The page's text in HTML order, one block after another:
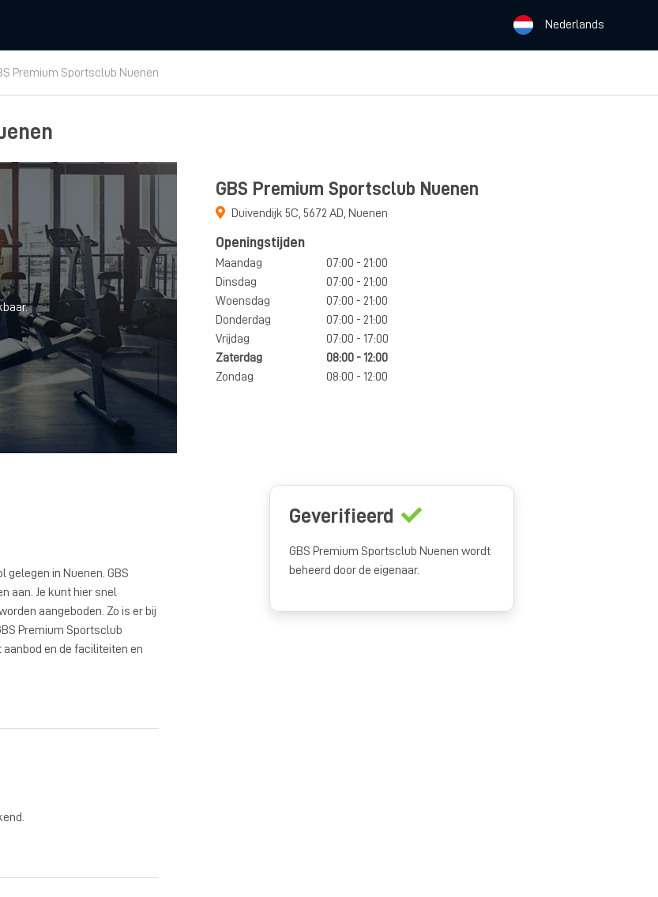
Nederlands
Premium Sportsclub Nuenen
GBS Premium Sportsclub Nuenen
Duivendijk 5C 5672 AD Nuenen
Openingstijden
Maandag
07:00 - 21:00
Dinsdag
07:00 - 21:00
Woensdag
07:00 - 21:00
Donderdag
07:00 - 21:00
Vrijdag
07:00 - 17:00
Zaterdag
08:00 - 12:00
Zondag
08:00 - 12:00
gelegen in Nuenen. GBS
aan. Je kunt hier snel
aangeboden. Zo is er bij
Premium Sportsclub
en de faciliteiten en
Geverifieerd
GBS Premium Sportsclub Nuenen wordt
beheerd door de eigenaar.